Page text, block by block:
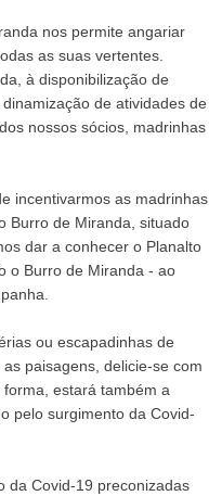
nos permite angariar
as suas vertentes.
à disponibilização de
de atividades de
nossos sócios, madrinhas
incentivarmos as madrinhas
Burro de Miranda, situado
dar a conhecer o Planalto
o Burro de Miranda - ao
ou escapadinhas de
paisagens, delicie-se com
estará também a
pelo surgimento da Covid-
da Covid-19 preconizadas